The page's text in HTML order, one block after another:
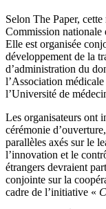
Selon The Paper,
Commission nationale
Elle est organisée
développement de la
d’administration du
l’Association
l’Université de
Les organisateurs ont
cérémonie
parallèles axés sur le
l’innovation et le
étrangers devraient
conjointe sur la
cadre de l’initiative «